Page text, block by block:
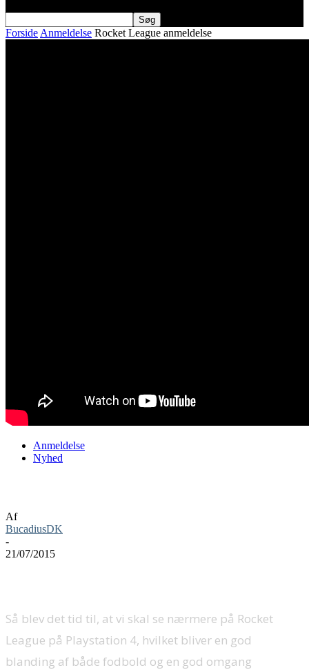
Forside Anmeldelse Rocket League anmeldelse
Anmeldelse
Nyhed
Af
BucadiusDK
-
21/07/2015
Så blev det tid til, at vi skal se nærmere på Rocket
League på Playstation 4, hvilket bliver en god
blanding af både fodbold og en god omgang